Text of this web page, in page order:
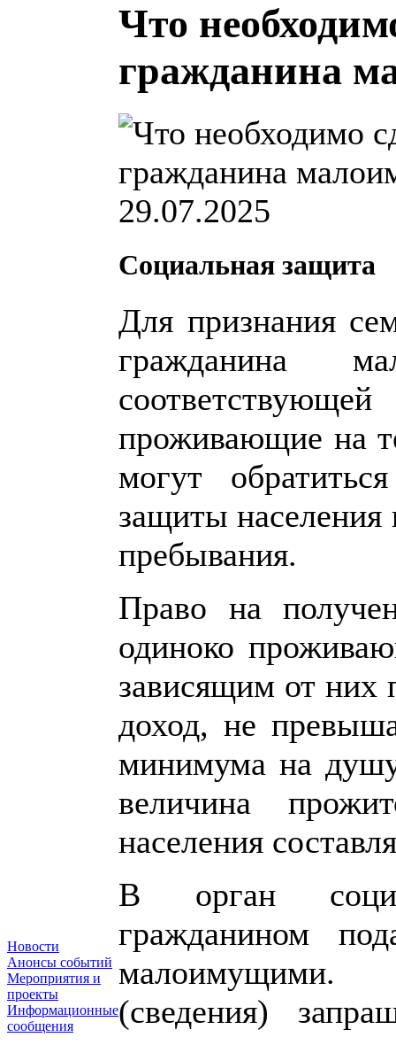
Новости
Анонсы событий
Мероприятия и
проекты
Информационные
сообщения
Что
гражданина
29.07.2025
Социальная защита
Для признания
гражданина
проживающие на
могут
защиты населения
пребывания.
Право на
одиноко
зависящим от них
доход, не
минимума на
величина
населения
В орган
гражданином
малоимущими.
(сведения)